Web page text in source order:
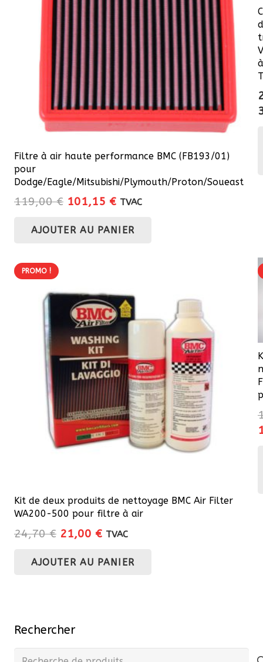
Filtre à air haute performance BMC (FB193/01)
pour
Dodge/Eagle/Mitsubishi/Plymouth/Proton/Soueast
119,00€ Le
initial
101,15 €Le
actuel
TVAC
AJOUTER AU PANIER
PROMO !
Kit de deux produits de nettoyage BMC Air Filter
WA200-500 pour filtre à air
24,70€ Le
initial
21,00 €Le
actuel
TVAC
AJOUTER AU PANIER
Rechercher
Recherche